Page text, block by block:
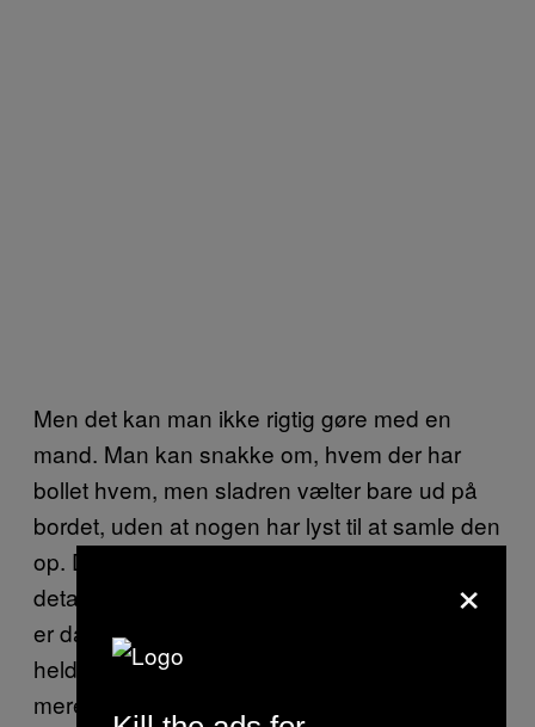
Men det kan man ikke rigtig gøre med en
mand. Man kan snakke om, hvem der har
bollet hvem, men sladren vælter bare ud på
bordet, uden at nogen har lyst til at samle den
op. Der er ikke nogen analyse, ingen
detaljerede genfortællinger. “Hold da op. Det
er da mærkeligt,” siger de måske, hvis du er
heldig. Det er endnu værre, hvis man drøfter
mere seriøse forhold. Jeg snakker med andre
×